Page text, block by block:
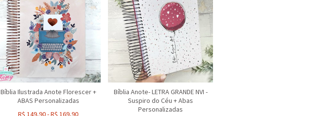
Bíblia Ilustrada Anote Florescer +
ABAS Personalizadas
R$ 149,90-R$ 169,90
Bíblia Anote- LETRA GRANDE NVI -
Suspiro do Céu + Abas
Personalizadas